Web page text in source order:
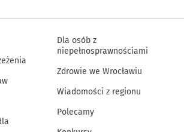
Dla osób z
niepełnosprawnościami
Zdrowie we Wrocławiu
Wiadomości z regionu
Polecamy